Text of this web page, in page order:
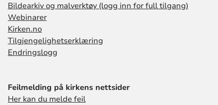
Bildearkiv og malverktøy (logg inn for full tilgang)
Webinarer
Kirken.no
Tilgjengelighetserklæring
Endringslogg
Feilmelding på kirkens nettsider
Her kan du melde feil